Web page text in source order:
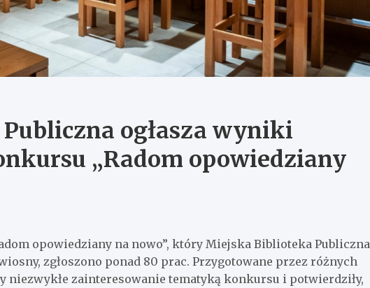
ogłasza wyniki
„Radom opowiedziany
opowiedziany na nowo”, który Miejska Biblioteka Publiczna
zgłoszono ponad 80 prac. Przygotowane przez różnych
niezwykłe zainteresowanie tematyką konkursu i potwierdziły,